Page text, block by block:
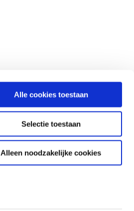
Alle cookies toestaan
Selectie toestaan
Alleen noodzakelijke cookies